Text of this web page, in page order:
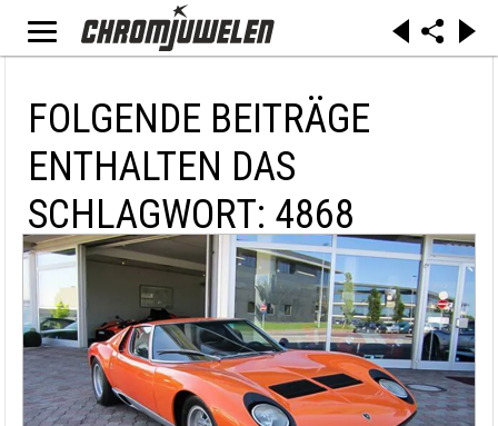
FOLGENDE BEITRÄGE
ENTHALTEN DAS
SCHLAGWORT: 4868